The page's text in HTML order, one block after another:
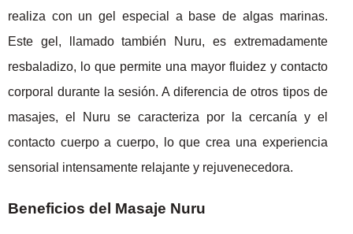
realiza con un gel especial a base de algas marinas.
Este gel, llamado también Nuru, es extremadamente
resbaladizo, lo que permite una mayor fluidez y contacto
corporal durante la sesión. A diferencia de otros tipos de
masajes, el Nuru se caracteriza por la cercanía y el
contacto cuerpo a cuerpo, lo que crea una experiencia
sensorial intensamente relajante y rejuvenecedora.
Beneficios del Masaje Nuru